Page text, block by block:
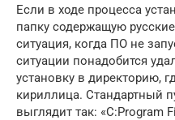
Если в ходе процесса
папку содержащую
ситуация, когда ПО не
ситуации понадобится
установку в директорию,
кириллица. Стандартный
выглядит так: «C:Program